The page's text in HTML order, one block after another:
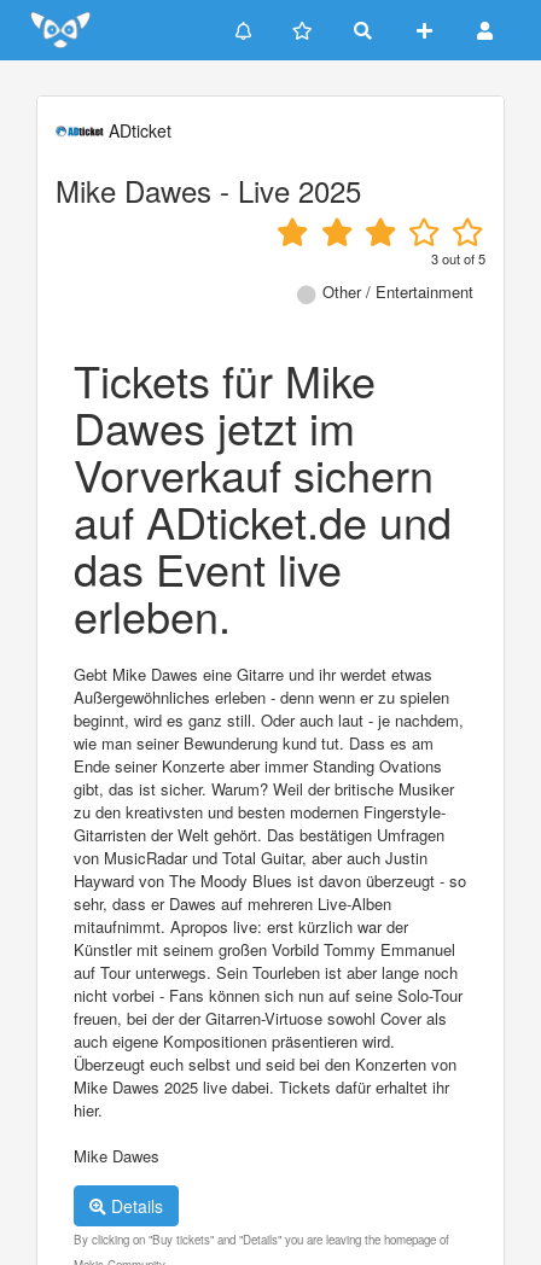
Update cookies preferences
ADticket
Mike Dawes - Live 2025
3out of5
Other / Entertainment
Tickets für Mike
Dawes jetzt im
Vorverkauf sichern
auf ADticket.de und
das Event live
erleben.
Gebt Mike Dawes eine Gitarre und ihr werdet etwas
Außergewöhnliches erleben - denn wenn er zu spielen
beginnt, wird es ganz still. Oder auch laut - je nachdem,
wie man seiner Bewunderung kund tut. Dass es am
Ende seiner Konzerte aber immer Standing Ovations
gibt, das ist sicher. Warum? Weil der britische Musiker
zu den kreativsten und besten modernen Fingerstyle-
Gitarristen der Welt gehört. Das bestätigen Umfragen
von MusicRadar und Total Guitar, aber auch Justin
Hayward von The Moody Blues ist davon überzeugt - so
sehr, dass er Dawes auf mehreren Live-Alben
mitaufnimmt. Apropos live: erst kürzlich war der
Künstler mit seinem großen Vorbild Tommy Emmanuel
auf Tour unterwegs. Sein Tourleben ist aber lange noch
nicht vorbei - Fans können sich nun auf seine Solo-Tour
freuen, bei der der Gitarren-Virtuose sowohl Cover als
auch eigene Kompositionen präsentieren wird.
Überzeugt euch selbst und seid bei den Konzerten von
Mike Dawes 2025 live dabei. Tickets dafür erhaltet ihr
hier.
Mike Dawes
Details
By clicking on "Buy tickets" and "Details" you are leaving the homepage of